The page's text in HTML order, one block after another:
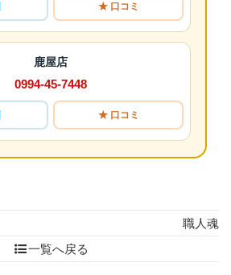
★ 口コミ
鹿屋店
0994-45-7448
★ 口コミ
職人魂
一覧へ戻る